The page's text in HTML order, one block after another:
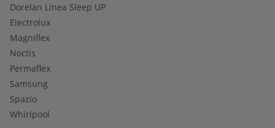
Dorelan Linea Sleep UP
Electrolux
Magniflex
Noctis
Permaflex
Samsung
Spazio
Whirlpool